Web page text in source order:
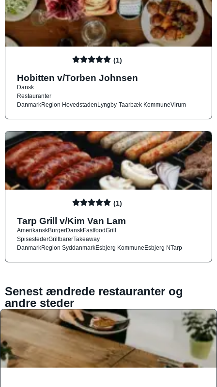
(1)
Hobitten v/Torben Johnsen
Dansk
Restauranter
DanmarkRegion HovedstadenLyngby-Taarbæk KommuneVirum
(1)
Tarp Grill v/Kim Van Lam
AmerikanskBurgerDanskFastfoodGrill
SpisestederGrillbarerTakeaway
DanmarkRegion SyddanmarkEsbjerg KommuneEsbjerg NTarp
Senest ændrede restauranter og
andre steder